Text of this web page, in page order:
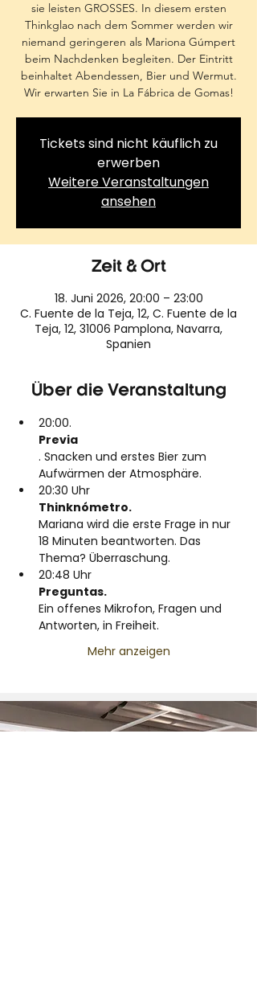
sie leisten GROSSES. In diesem ersten
Thinkglao nach dem Sommer werden wir
niemand geringeren als Mariona Gúmpert
beim Nachdenken begleiten. Der Eintritt
beinhaltet Abendessen, Bier und Wermut.
Wir erwarten Sie in La Fábrica de Gomas!
Tickets sind nicht käuflich zu
erwerben
Weitere Veranstaltungen
ansehen
Zeit & Ort
18. Juni 2026, 20:00 – 23:00
C. Fuente de la Teja, 12, C. Fuente de la
Teja, 12, 31006 Pamplona, Navarra,
Spanien
Über die Veranstaltung
20:00.
Previa
. Snacken und erstes Bier zum
Aufwärmen der Atmosphäre.
20:30 Uhr
Thinknómetro.
Mariana wird die erste Frage in nur
18 Minuten beantworten. Das
Thema? Überraschung.
20:48 Uhr
Preguntas.
Ein offenes Mikrofon, Fragen und
Antworten, in Freiheit.
Mehr anzeigen